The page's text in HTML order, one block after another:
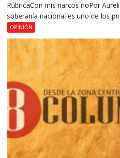
RúbricaCon mis narcos noPor
soberanía nacional es uno de los
OPINIÓN